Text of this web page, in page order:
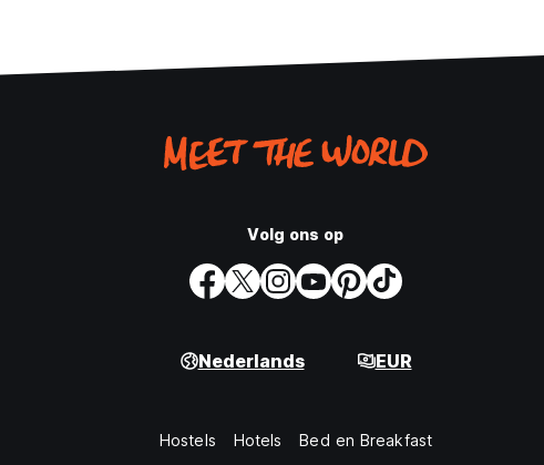
Volg ons op
Nederlands EUR
Hostels Hotels Bed en Breakfast